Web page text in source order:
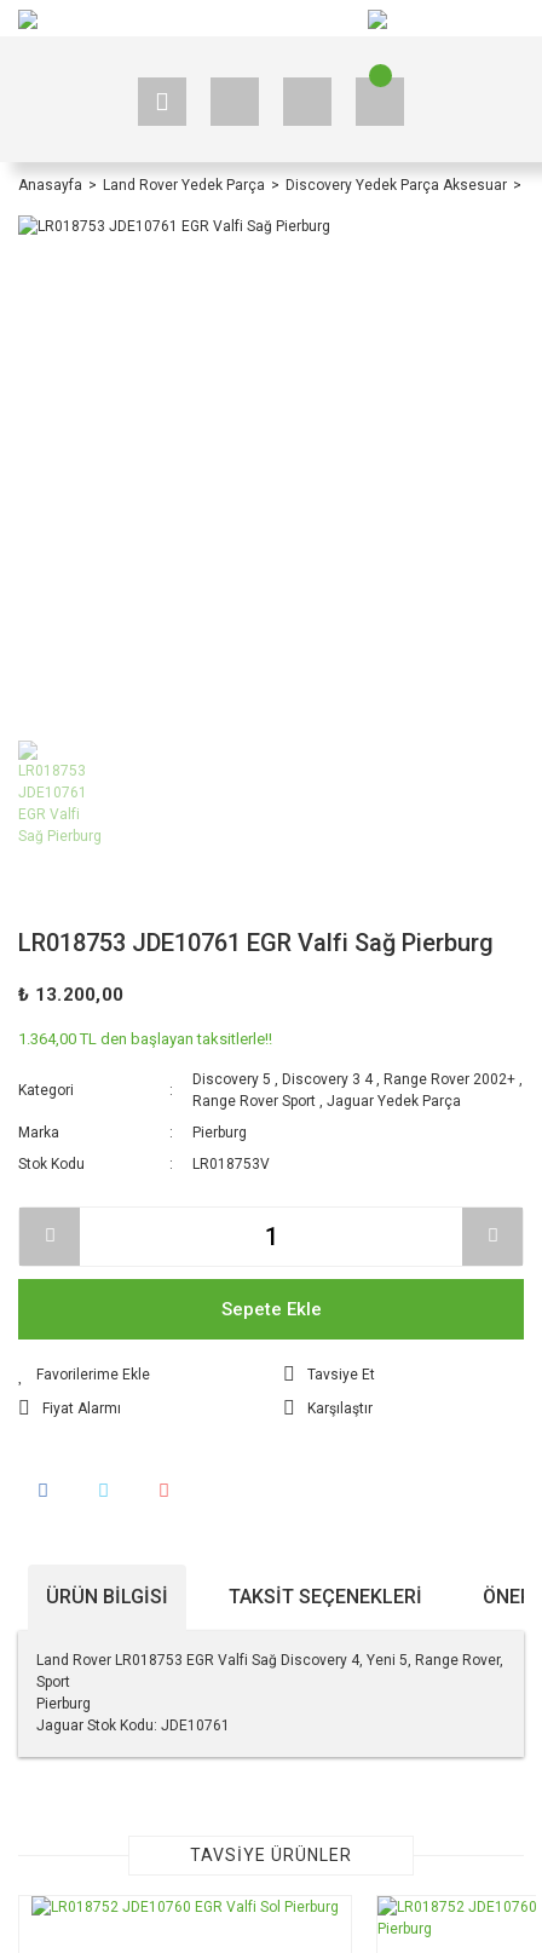
Anasayfa Land Rover Yedek Parça Discovery Yedek Parça Aksesuar
LR018753 JDE10761 EGR Valfi Sağ Pierburg
₺ 13.200,00
1.364,00 TL den başlayan taksitlerle!!
Kategori
Discovery 5 ,Discovery 3 4 ,Range Rover 2002+
Range Rover Sport
,Jaguar Yedek Parça
Marka
Pierburg
Stok Kodu
LR018753V
Sepete Ekle
Tavsiye Et
Fiyat Alarmı
Karşılaştır
ÜRÜN BILGISI TAKSIT SEÇENEKLERI
Land Rover LR018753 EGR Valfi Sağ Discovery 4, Yeni 5, Range Rover,
Sport
Pierburg
Jaguar Stok Kodu: JDE10761
Görüş ve önerileriniz için teşekkür ederiz.
Ürün resmi kalitesiz, bozuk veya görüntülenemiyor.
TAVSİYE ÜRÜNLER